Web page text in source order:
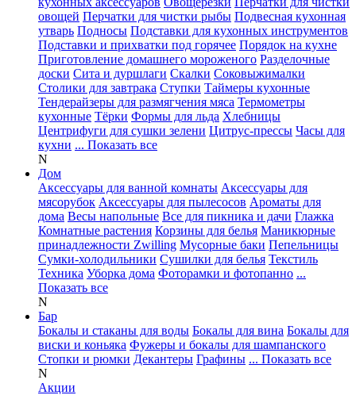
овощей Перчатки для чистки рыбы Подвесная кухонная
утварь Подносы Подставки для кухонных инструментов
Подставки и прихватки под горячее Порядок на кухне
Приготовление домашнего мороженого Разделочные
доски Сита и дуршлаги Скалки Соковыжималки
Столики для завтрака Ступки Таймеры кухонные
Тендерайзеры для размягчения мяса Термометры
кухонные Тёрки Формы для льда Хлебницы
Центрифуги для сушки зелени Цитрус-прессы Часы для
кухни ... Показать все
N
Дом
Аксессуары для ванной комнаты Аксессуары для
мясорубок Аксессуары для пылесосов Ароматы для
дома Весы напольные Все для пикника и дачи Глажка
Комнатные растения Корзины для белья Маникюрные
принадлежности Zwilling Мусорные баки Пепельницы
Сумки-холодильники Сушилки для белья Текстиль
Техника Уборка дома Фоторамки и фотопанно ...
Показать все
N
Бар
Бокалы и стаканы для воды Бокалы для вина Бокалы для
виски и коньяка Фужеры и бокалы для шампанского
Стопки и рюмки Декантеры Графины ... Показать все
N
Акции